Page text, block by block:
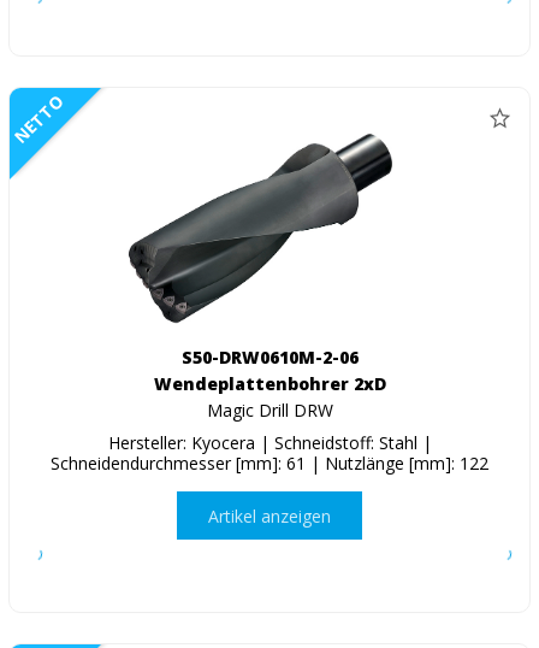
NETTO
S50-DRW0610M-2-06
Wendeplattenbohrer 2xD
Magic Drill DRW
Hersteller: Kyocera | Schneidstoff: Stahl |
Schneidendurchmesser [mm]: 61 | Nutzlänge [mm]: 122
Artikel anzeigen